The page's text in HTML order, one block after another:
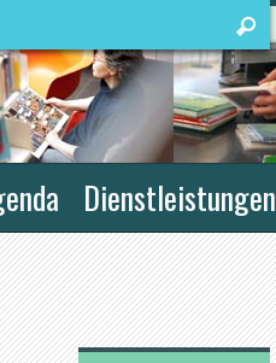
Dienstleistungen